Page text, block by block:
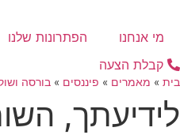
מי אנחנו הפתרונות שלנו
קבלת הצעה
בית » מאמרים » פיננסים » בורסה
לידיעתך,